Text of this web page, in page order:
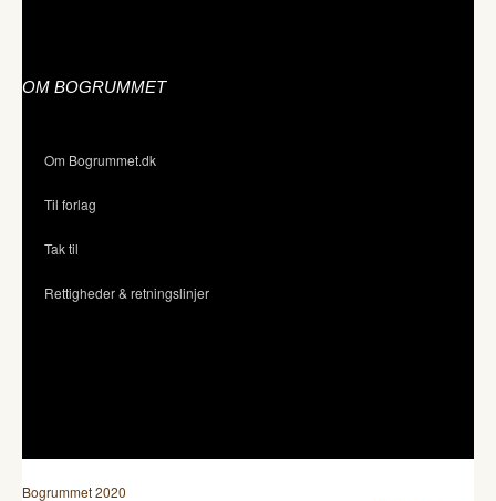
OM BOGRUMMET
Om Bogrummet.dk
Til forlag
Tak til
Rettigheder & retningslinjer
Bogrummet 2020